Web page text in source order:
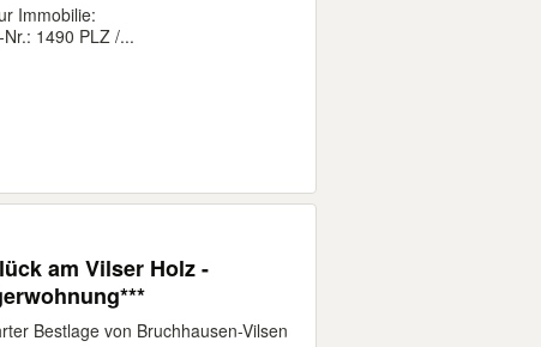
Immobilie:
1490 PLZ /...
am Vilser Holz -
Bestlage von Bruchhausen-Vilsen